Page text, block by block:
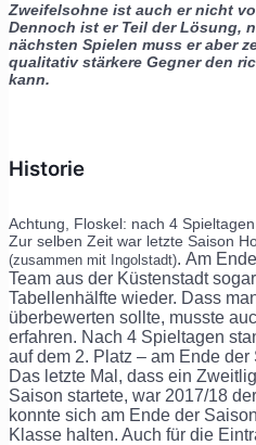
Zweifelsohne ist auch er nicht
Dennoch ist er Teil der Lösung,
nächsten Spielen muss er aber
qualitativ stärkere Gegner den
kann.
Historie
Achtung, Floskel: nach 4
Zur selben Zeit war letzte Saison
(zusammen mit Ingolstadt). Am
Team aus der Küstenstadt
Tabellenhälfte wieder. Dass
überbewerten sollte, musste
erfahren. Nach 4 Spieltagen
auf dem 2. Platz – am Ende
Das letzte Mal, dass ein
Saison startete, war 2017/18
konnte sich am Ende der
Klasse halten. Auch für die